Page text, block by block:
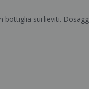
bottiglia sui lieviti.